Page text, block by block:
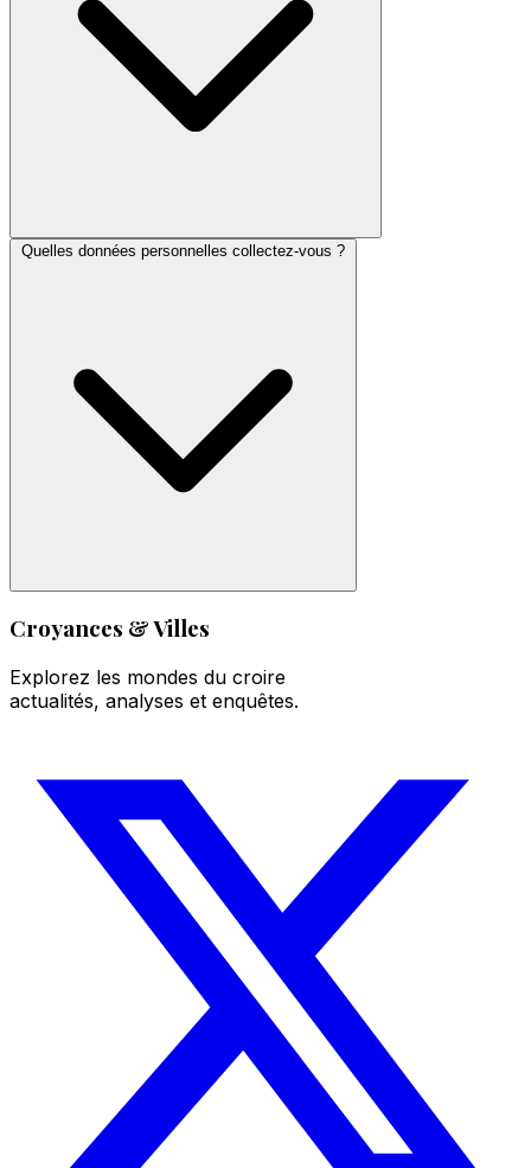
Quelles données personnelles collectez-vous ?
Croyances & Villes
Explorez les mondes du croire
actualités, analyses et enquêtes.